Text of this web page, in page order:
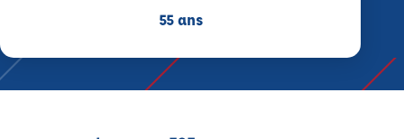
55 ans